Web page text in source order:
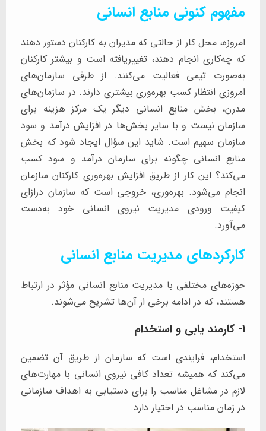
مفهوم کنونی منابع انسانی
امروزه، محل کار از حالتی که مدیران به کارکنان دستور دهند
که چه‌کاری انجام دهند، تغییریافته است و بیشتر کارکنان
به‌صورت تیمی فعالیت می‌کنند. از طرفی سازمان‌های
امروزی انتظار کسب بهره‌وری بیشتری دارند. در سازمان‌های
مدرن، بخش منابع انسانی دیگر یک مرکز هزینه برای
سازمان نیست و با سایر بخش‌ها در افزایش درآمد و سود
سازمان سهیم است. شاید این سؤال ایجاد شود که بخش
منابع انسانی چگونه برای سازمان درآمد و سود کسب
می‌کند؟ این کار از طریق افزایش بهره‌وری کارکنان سازمان
انجام می‌شود. بهره‌وری، خروجی است که سازمان درازای
کیفیت ورودی مدیریت نیروی انسانی خود به‌دست
می‌آورد.
کارکردهای مدیریت منابع انسانی
حوزه‌های مختلفی با مدیریت منابع انسانی مؤثر در ارتباط
هستند، که در ادامه برخی از آن‌ها تشریح می‌شوند.
1- کارمند یابی و استخدام
استخدام، فرایندی است که سازمان از طریق آن تضمین
می‌کند که همیشه تعداد کافی نیروی انسانی با مهارت‌های
لازم در مشاغل مناسب را برای دستیابی به اهداف سازمانی
در زمان مناسب در اختیار دارد.